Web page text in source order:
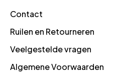
Contact
Ruilen en Retourneren
Veelgestelde vragen
Algemene Voorwaarden